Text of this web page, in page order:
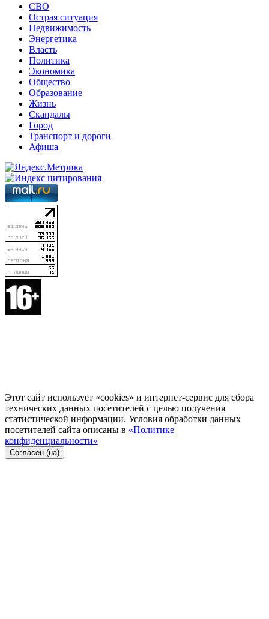
СВО
Острая ситуация
Недвижимость
Энергетика
Власть
Политика
Экономика
Общество
Образование
Жизнь
Скандалы
Город
Транспорт и дороги
Афиша
Этот сайт использует «cookies» и интернет-сервис для сбора
технических данных посетителей с целью получения
статистической информации. Условия обработки данных
посетителей сайта описаны в «Политике
конфиденциальности»
Согласен (на)